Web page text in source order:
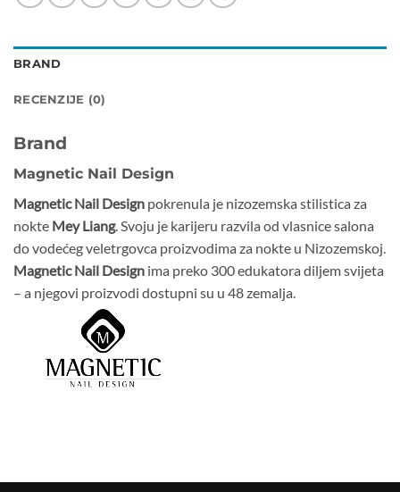
BRAND
RECENZIJE (0)
Brand
Magnetic Nail Design
Magnetic Nail Design pokrenula je nizozemska stilistica za
nokte Mey Liang. Svoju je karijeru razvila od vlasnice salona
do vodećeg veletrgovca proizvodima za nokte u Nizozemskoj.
Magnetic Nail Design ima preko 300 edukatora diljem svijeta
– a njegovi proizvodi dostupni su u 48 zemalja.